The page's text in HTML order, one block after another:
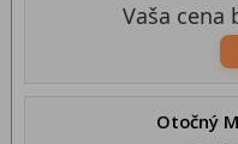
Vaša cena
Otočný